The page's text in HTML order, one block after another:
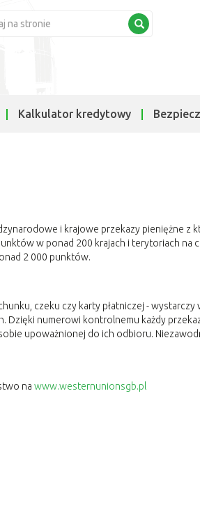
Kalkulator kredytowy
i krajowe przekazy pieniężne z
w ponad 200 krajach i terytoriach na
2 000 punktów.
czeku czy karty płatniczej - wystarczy
Dzięki numerowi kontrolnemu każdy
upoważnionej do ich odbioru.
na www.westernunionsgb.pl